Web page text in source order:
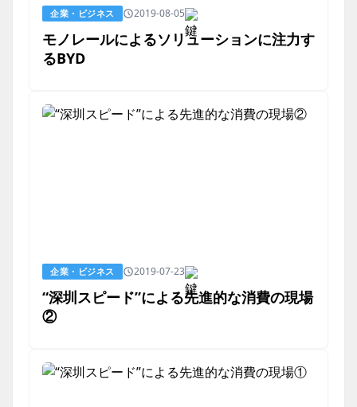
企業・ビジネス 2019-08-05
モノレールによるソリューションに注力す
るBYD
企業・ビジネス 2019-07-23
“深圳スピード”による先進的な消費の現場
②